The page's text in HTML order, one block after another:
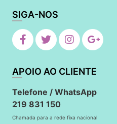
SIGA-NOS
APOIO AO CLIENTE
Telefone / WhatsApp
219 831 150
Chamada para a rede fixa nacional